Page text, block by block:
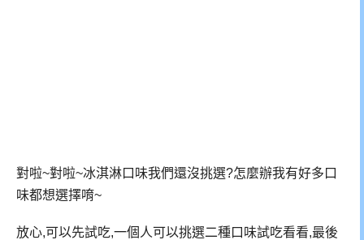
對啦~對啦~冰淇淋口味我們還沒挑選?怎麼辦我有好多口
味都想選擇唷~
放心,可以先試吃,一個人可以挑選二種口味試吃看看,最後